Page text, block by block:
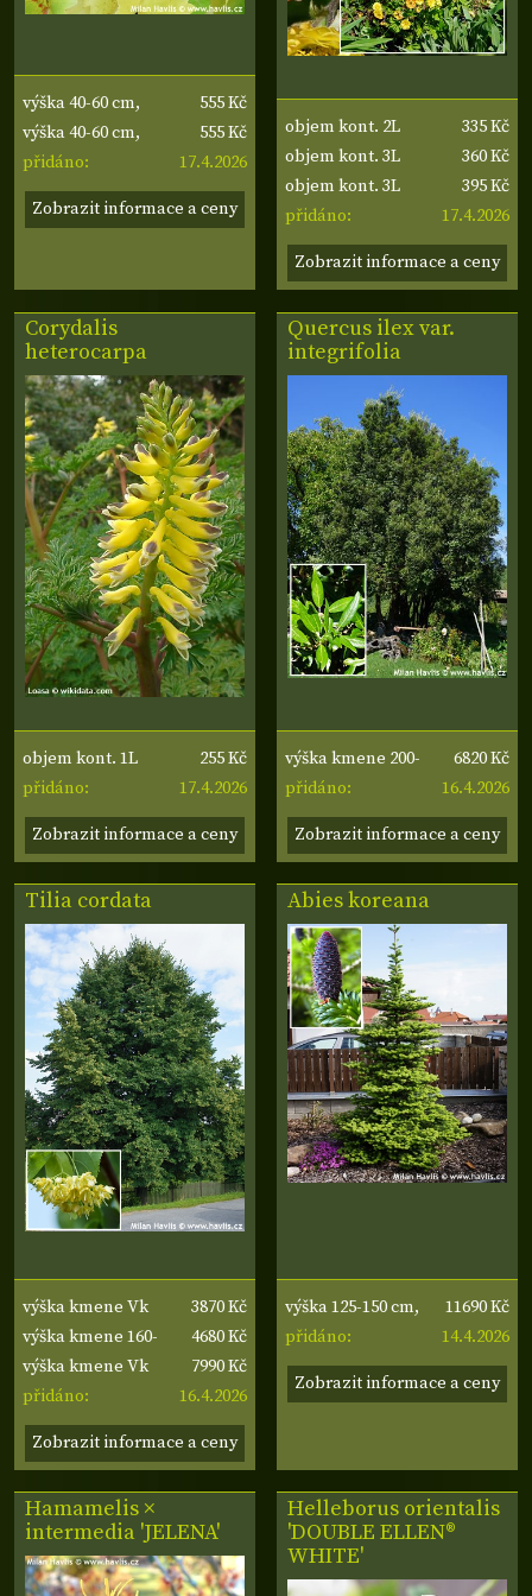
výška 40-60 cm,
roubovaná
555 Kč
výška 40-60 cm,
roubovaná
555 Kč
přidáno:
17.4.2026
Zobrazit informace a ceny
objem kont. 2L
335 Kč
objem kont. 3L
360 Kč
objem kont. 3L
395 Kč
přidáno:
17.4.2026
Zobrazit informace a ceny
Corydalis
heterocarpa
objem kont. 1L
255 Kč
přidáno:
17.4.2026
Zobrazit informace a ceny
Quercus ilex var.
integrifolia
výška kmene 200-
210 cm, obvod
kmene 8-10 cm
6820 Kč
přidáno:
16.4.2026
Zobrazit informace a ceny
Tilia cordata
výška kmene Vk
cm, obvod kmene 8-
10 cm
3870 Kč
výška kmene 160-
170 cm, obvod
kmene 8-10 cm
4680 Kč
výška kmene Vk
cm, obvod kmene
12-14 cm
7990 Kč
přidáno:
16.4.2026
Zobrazit informace a ceny
Abies koreana
výška 125-150 cm,
šířka 60-80 cm
11690 Kč
přidáno:
14.4.2026
Zobrazit informace a ceny
Hamamelis ×
intermedia 'JELENA'
Helleborus orientalis
'DOUBLE ELLEN®
WHITE'